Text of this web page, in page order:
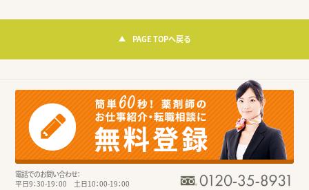
PAGE TOPへ戻る
電話でのお問い合わせ：
平日9：30-19：00 土日10：00-19：00